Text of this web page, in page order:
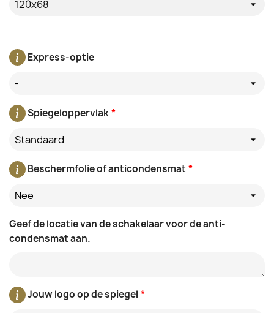
Express-optie
-
*
Spiegeloppervlak
Standaard
*
Beschermfolie of anticondensmat
Nee
Geef de locatie van de schakelaar voor de anti-
condensmat aan.
*
Jouw logo op de spiegel